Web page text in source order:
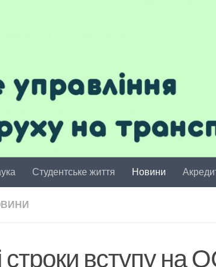
Студентське життя Новини
строки вступу на